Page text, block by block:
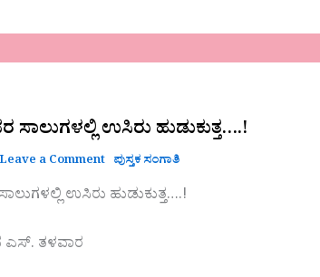
ಉಸಿರು ಹುಡುಕುತ್ತ….!
Leave a Comment ಪುಸ್ತಕ ಸಂಗಾತಿ
ಉಸಿರು ಹುಡುಕುತ್ತ….!
ಎಸ್. ತಳವಾರ